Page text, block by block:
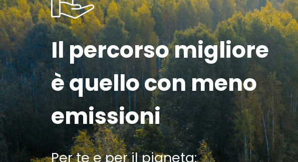
Il percorso migliore
è quello con meno
emissioni
Per te e per il pianeta: